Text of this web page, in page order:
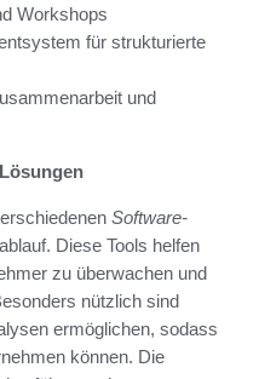
Workshops
für strukturierte
und
Software-
Diese Tools helfen
zu überwachen und
nützlich sind
ermöglichen, sodass
können. Die